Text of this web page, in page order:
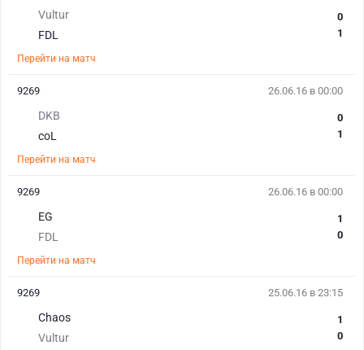
Vultur
FDL
0
1
Перейти на матч
26.06.16 в 00:00
DKB
coL
0
1
Перейти на матч
9269
26.06.16 в 00:00
EG
FDL
1
0
Перейти на матч
9269
25.06.16 в 23:15
Chaos
Vultur
1
0
9269